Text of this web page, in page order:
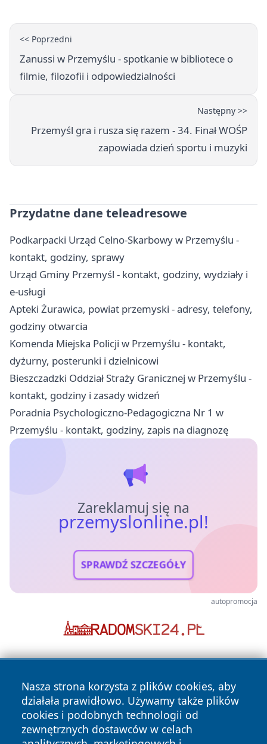
<< Poprzedni
Zanussi w Przemyślu - spotkanie w bibliotece o
filmie, filozofii i odpowiedzialności
Następny >>
Przemyśl gra i rusza się razem - 34. Finał WOŚP
zapowiada dzień sportu i muzyki
Przydatne dane teleadresowe
Podkarpacki Urząd Celno-Skarbowy w Przemyślu -
kontakt, godziny, sprawy
Urząd Gminy Przemyśl - kontakt, godziny, wydziały i
e-usługi
Apteki Żurawica, powiat przemyski - adresy, telefony,
godziny otwarcia
Komenda Miejska Policji w Przemyślu - kontakt,
dyżurny, posterunki i dzielnicowi
Bieszczadzki Oddział Straży Granicznej w Przemyślu -
kontakt, godziny i zasady widzeń
Poradnia Psychologiczno-Pedagogiczna Nr 1 w
Przemyślu - kontakt, godziny, zapis na diagnozę
Zareklamuj się na
przemyslonline.pl!
SPRAWDŹ SZCZEGÓŁY
autopromocja
Nasza strona korzysta z plików cookies, aby
działała prawidłowo. Używamy także plików
cookies i podobnych technologii od
zewnętrznych dostawców w celach
Copyright © 2026 przemyslonline.pl Wszystkie prawa